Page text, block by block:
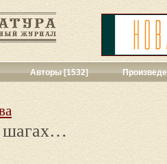
Авторы [1532]
шагах…